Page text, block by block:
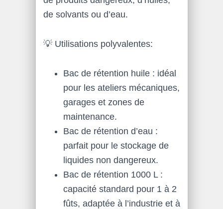
de solvants ou d’eau.
💡 Utilisations polyvalentes:
Bac de rétention huile : idéal
pour les ateliers mécaniques,
garages et zones de
maintenance.
Bac de rétention d’eau :
parfait pour le stockage de
liquides non dangereux.
Bac de rétention 1000 L :
capacité standard pour 1 à 2
fûts, adaptée à l’industrie et à